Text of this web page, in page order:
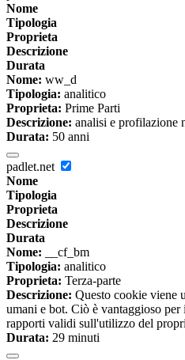
Nome
Tipologia
Proprieta
Descrizione
Durata
Nome: ww_d
Tipologia: analitico
Proprieta: Prime Parti
Descrizione: analisi e profilazione
Durata: 50 anni
padlet.net
Nome
Tipologia
Proprieta
Descrizione
Durata
Nome: __cf_bm
Tipologia: analitico
Proprieta: Terza-parte
Descrizione: Questo cookie viene
umani e bot. Ciò è vantaggioso
rapporti validi sull'utilizzo del
Durata: 29 minuti